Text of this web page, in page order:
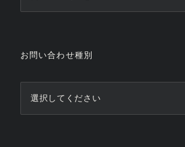
お問い合わせ種別